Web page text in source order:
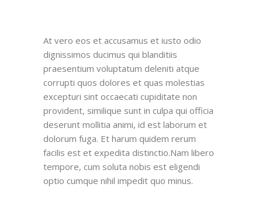
At vero eos et accusamus et iusto odio
dignissimos ducimus qui blanditiis
praesentium voluptatum deleniti atque
corrupti quos dolores et quas molestias
excepturi sint occaecati cupiditate non
provident, similique sunt in culpa qui officia
deserunt mollitia animi, id est laborum et
dolorum fuga. Et harum quidem rerum
facilis est et expedita distinctio.Nam libero
tempore, cum soluta nobis est eligendi
optio cumque nihil impedit quo minus.